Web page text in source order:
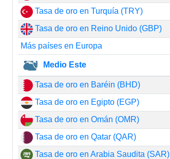
Tasa de oro en Turquía (TRY)
Tasa de oro en Reino Unido (GBP)
Más países en Europa
Medio Este
Tasa de oro en Baréin (BHD)
Tasa de oro en Egipto (EGP)
Tasa de oro en Omán (OMR)
Tasa de oro en Qatar (QAR)
Tasa de oro en Arabia Saudita (SAR)